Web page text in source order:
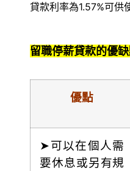
貸款利率為1.57%可供
留職停薪貸款的優
優點
➤可以在個人需
要休息或另有規